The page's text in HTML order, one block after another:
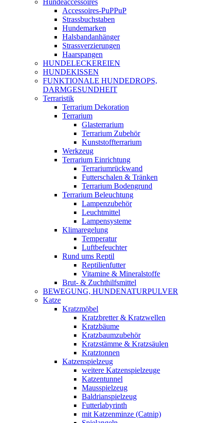
Hundeaccessoires
Accessoires-PuPPuP
Strassbuchstaben
Hundemarken
Halsbandanhänger
Strassverzierungen
Haarspangen
HUNDELECKEREIEN
HUNDEKISSEN
FUNKTIONALE HUNDEDROPS,
DARMGESUNDHEIT
Terraristik
Terrarium Dekoration
Terrarium
Glasterrarium
Terrarium Zubehör
Kunststoffterrarium
Werkzeug
Terrarium Einrichtung
Terrariumrückwand
Futterschalen & Tränken
Terrarium Bodengrund
Terrarium Beleuchtung
Lampenzubehör
Leuchtmittel
Lampensysteme
Klimaregelung
Temperatur
Luftbefeuchter
Rund ums Reptil
Reptilienfutter
Vitamine & Mineralstoffe
Brut- & Zuchthilfsmittel
BEWEGUNG, HUNDENATURPULVER
Katze
Kratzmöbel
Kratzbretter & Kratzwellen
Kratzbäume
Kratzbaumzubehör
Kratzstämme & Kratzsäulen
Kratztonnen
Katzenspielzeug
weitere Katzenspielzeuge
Katzentunnel
Mausspielzeug
Baldrianspielzeug
Futterlabyrinth
mit Katzenminze (Catnip)